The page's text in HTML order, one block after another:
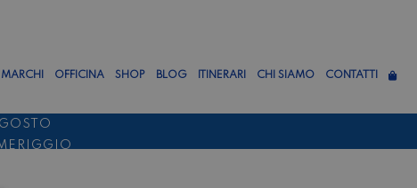
MARCHI OFFICINA SHOP BLOG ITINERARI CHI SIAMO CONTATTI